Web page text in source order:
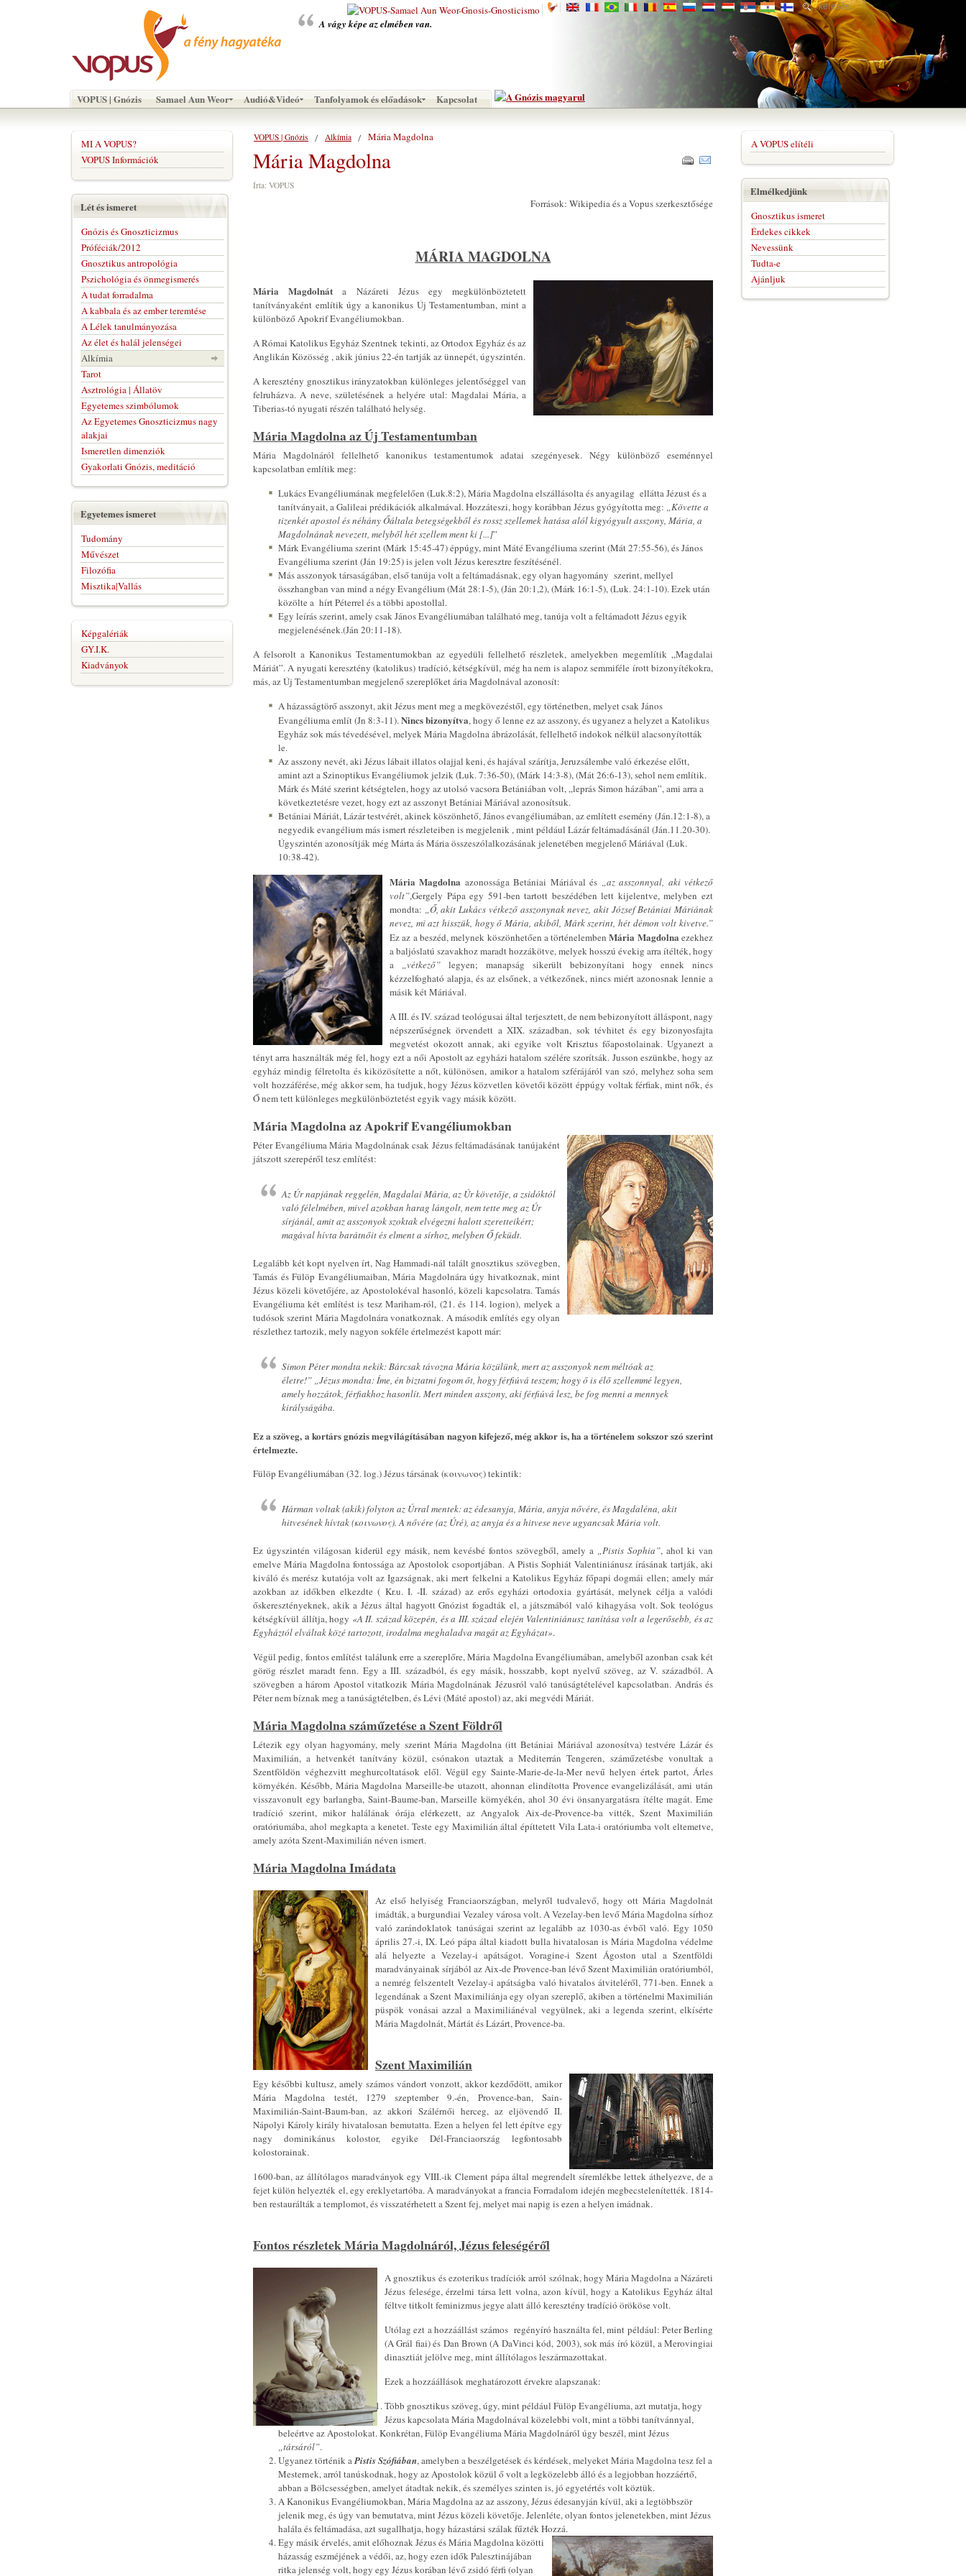
A vágy képe az elmében van.
VOPUS | Gnózis Samael Aun Weor Audió&Videó Tanfolyamok és előadások Kapcsolat
VOPUS | Gnózis Alkímia Mária Magdolna
Mária Magdolna
Írta: VOPUS
Források: Wikipedia és a Vopus szerkesztősége
MÁRIA MAGDOLNA
Mária Magdolnát a Názáreti Jézus egy megkülönböztetett
tanítványaként említik úgy a kanonikus Új Testamentumban, mint a
különböző Apokrif Evangéliumokban.
A Római Katolikus Egyház Szentnek tekinti, az Ortodox Egyház és az
Anglikán Közösség , akik június 22-én tartják az ünnepét, úgyszintén.
A keresztény gnosztikus irányzatokban különleges jelentőséggel van
felruházva. A neve, születésének a helyére utal: Magdalai Mária, a
Tiberias-tó nyugati részén található helység.
Mária Magdolna az Új Testamentumban
Mária Magdolnáról fellelhető kanonikus testamentumok adatai szegényesek. Négy különböző eseménnyel
kapcsolatban említik meg:
Lukács Evangéliumának megfelelően (Luk.8:2), Mária Magdolna elszállásolta és anyagilag ellátta Jézust és a
tanítványait, a Galileai prédikációk alkalmával. Hozzáteszi, hogy korábban Jézus gyógyította meg: „Követte a
tizenkét apostol és néhány Őáltala betegségekből és rossz szellemek hatása alól kigyógyult asszony, Mária, a
Magdolnának nevezett, melyből hét szellem ment ki[...]”
Márk Evangéliuma szerint (Márk 15:45-47) éppúgy, mint Máté Evangéliuma szerint (Mát 27:55-56), és János
Evangéliuma szerint (Ján 19:25) is jelen volt Jézus keresztre feszítésénél.
Más asszonyok társaságában, első tanúja volt a feltámadásnak, egy olyan hagyomány szerint, mellyel
összhangban van mind a négy Evangélium (Mát 28:1-5), (Ján 20:1,2), (Márk 16:1-5), (Luk. 24:1-10). Ezek után
közölte a hírt Péterrel és a többi apostollal.
Egy leírás szerint, amely csak János Evangéliumában található meg, tanúja volt a feltámadott Jézus egyik
megjelenésének.(Ján 20:11-18).
A felsorolt a Kanonikus Testamentumokban az egyedüli fellelhető részletek, amelyekben megemlítik „Magdalai
Máriát”. A nyugati keresztény (katolikus) tradíció, kétségkívül, még ha nem is alapoz semmiféle írott bizonyítékokra,
más, az Új Testamentumban megjelenő szereplőket ária Magdolnával azonosít:
A házasságtörő asszonyt, akit Jézus ment meg a megkövezéstől, egy történetben, melyet csak János
Evangéliuma említ (Jn 8:3-11).Nincs bizonyítva, hogy ő lenne ez az asszony, és ugyanez a helyzet a Katolikus
Egyház sok más tévedésével, melyek Mária Magdolna ábrázolását, fellelhető indokok nélkül alacsonyították
le.
Az asszony nevét, aki Jézus lábait illatos olajjal keni, és hajával szárítja, Jeruzsálembe való érkezése előtt,
amint azt a Szinoptikus Evangéliumok jelzik (Luk. 7:36-50), (Márk 14:3-8), (Mát 26:6-13), sehol nem említik.
Márk és Máté szerint kétségtelen, hogy az utolsó vacsora Betániában volt, „leprás Simon házában”, ami arra a
következtetésre vezet, hogy ezt az asszonyt Betániai Máriával azonosítsuk.
Betániai Máriát, Lázár testvérét, akinek köszönhető, János evangéliumában, az említett esemény (Ján.12:1-8), a
negyedik evangélium más ismert részleteiben is megjelenik , mint például Lázár feltámadásánál (Ján.11.20-30).
Úgyszintén azonosítják még Márta ás Mária összeszólalkozásának jelenetében megjelenő Máriával (Luk.
10:38-42).
Mária Magdolna azonossága Betániai Máriával és „az asszonnyal, aki vétkező
volt”,Gergely Pápa egy 591-ben tartott beszédében lett kijelentve, melyben ezt
mondta: „Ő, akit Lukács vétkező asszonynak nevez, akit József Betániai Máriának
nevez, mi azt hisszük, hogy ő Mária, akiből, Márk szerint, hét démon volt kivetve.”
Ez az a beszéd, melynek köszönhetően a történelembenMária Magdolna ezekhez
a baljóslatú szavakhoz maradt hozzákötve, melyek hosszú évekig arra ítélték, hogy
a „vétkező” legyen; manapság sikerült bebizonyítani hogy ennek nincs
kézzelfogható alapja, és az elsőnek, a vétkezőnek, nincs miért azonosnak lennie a
másik két Máriával.
A III. és IV. század teológusai által terjesztett, de nem bebizonyított álláspont, nagy
népszerűségnek örvendett a XIX. században, sok tévhitet és egy bizonyosfajta
megvetést okozott annak, aki egyike volt Krisztus főapostolainak. Ugyanezt a
tényt arra használták még fel, hogy ezt a női Apostolt az egyházi hatalom szélére szorítsák. Jusson eszünkbe, hogy az
egyház mindig félretolta és kiközösítette a nőt, különösen, amikor a hatalom szférájáról van szó, melyhez soha sem
volt hozzáférése, még akkor sem, ha tudjuk, hogy Jézus közvetlen követői között éppúgy voltak férfiak, mint nők, és
Ő nem tett különleges megkülönböztetést egyik vagy másik között.
Mária Magdolna az Apokrif Evangéliumokban
Péter Evangéliuma Mária Magdolnának csak Jézus feltámadásának tanújaként
játszott szerepéről tesz említést:
Az Úr napjának reggelén, Magdalai Mária, az Úr követője, a zsidóktól
való félelmében, mivel azokban harag lángolt, nem tette meg az Úr
sírjánál, amit az asszonyok szoktak elvégezni halott szeretteikért;
magával hívta barátnőit és elment a sírhoz, melyben Ő feküdt.
Legalább két kopt nyelven írt, Nag Hammadi-nál talált gnosztikus szövegben,
Tamás és Fülöp Evangéliumaiban, Mária Magdolnára úgy hivatkoznak, mint
Jézus közeli követőjére, az Apostolokéval hasonló, közeli kapcsolatra. Tamás
Evangéliuma két említést is tesz Mariham-ról, (21. és 114. logion), melyek a
tudósok szerint Mária Magdolnára vonatkoznak. A második említés egy olyan
részlethez tartozik, mely nagyon sokféle értelmezést kapott már:
Simon Péter mondta nekik: Bárcsak távozna Mária közülünk, mert az asszonyok nem méltóak az
életre!” „Jézus mondta: Íme, én biztatni fogom őt, hogy férfiúvá teszem; hogy ő is élő szellemmé legyen,
amely hozzátok, férfiakhoz hasonlít. Mert minden asszony, aki férfiúvá lesz, be fog menni a mennyek
királyságába.
Ez a szöveg, a kortárs gnózis megvilágításában nagyon kifejező, még akkor is, ha a történelem sokszor szó szerint
értelmezte.
Fülöp Evangéliumában (32. log.) Jézus társának (κοινωνος) tekintik:
Hárman voltak (akik) folyton az Úrral mentek: az édesanyja, Mária, anyja nővére, és Magdaléna, akit
hitvesének hívtak (κοινωνος). A nővére (az Úré), az anyja és a hitvese neve ugyancsak Mária volt.
Ez úgyszintén világosan kiderül egy másik, nem kevésbé fontos szövegből, amely a „Pistis Sophia”, ahol ki van
emelve Mária Magdolna fontossága az Apostolok csoportjában. A Pistis Sophiát Valentiniánusz írásának tartják, aki
kiváló és merész kutatója volt az Igazságnak, aki mert felkelni a Katolikus Egyház főpapi dogmái ellen; amely már
azokban az időkben elkezdte ( Kr.u. I. -II. század) az erős egyházi ortodoxia gyártását, melynek célja a valódi
őskeresztényeknek, akik a Jézus által hagyott Gnózist fogadták el, a játszmából való kihagyása volt. Sok teológus
kétségkívül állítja, hogy «A II. század közepén, és a III. század elején Valentiniánusz tanítása volt a legerősebb, és az
Egyháztól elváltak közé tartozott, irodalma meghaladva magát az Egyházat».
Végül pedig, fontos említést találunk erre a szereplőre, Mária Magdolna Evangéliumában, amelyből azonban csak két
görög részlet maradt fenn. Egy a III. századból, és egy másik, hosszabb, kopt nyelvű szöveg, az V. századból. A
szövegben a három Apostol vitatkozik Mária Magdolnának Jézusról való tanúságtételével kapcsolatban. András és
Péter nem bíznak meg a tanúságtételben, és Lévi (Máté apostol) az, aki megvédi Máriát.
Mária Magdolna száműzetése a Szent Földről
Létezik egy olyan hagyomány, mely szerint Mária Magdolna (itt Betániai Máriával azonosítva) testvére Lázár és
Maximilián, a hetvenkét tanítvány közül, csónakon utaztak a Mediterrán Tengeren, száműzetésbe vonultak a
Szentföldön véghezvitt meghurcoltatások elől. Végül egy Sainte-Marie-de-la-Mer nevű helyen értek partot, Árles
környékén. Később, Mária Magdolna Marseille-be utazott, ahonnan elindította Provence evangelizálását, ami után
visszavonult egy barlangba, Saint-Baume-ban, Marseille környékén, ahol 30 évi önsanyargatásra ítélte magát. Eme
tradíció szerint, mikor halálának órája elérkezett, az Angyalok Aix-de-Provence-ba vitték, Szent Maximilián
oratóriumába, ahol megkapta a kenetet. Teste egy Maximilián által építtetett Vila Lata-i oratóriumba volt eltemetve,
amely azóta Szent-Maximilián néven ismert.
Mária Magdolna Imádata
Az első helyiség Franciaországban, melyről tudvalevő, hogy ott Mária Magdolnát
imádták, a burgundiai Vezaley városa volt. A Vezelay-ben levő Mária Magdolna sírhoz
való zarándoklatok tanúságai szerint az legalább az 1030-as évből való. Egy 1050
április 27.-i, IX. Leó pápa által kiadott bulla hivatalosan is Mária Magdolna védelme
alá helyezte a Vezelay-i apátságot. Voragine-i Szent Ágoston utal a Szentföldi
maradványainak sírjából az Aix-de Provence-ban lévő Szent Maximilián oratóriumból,
a nemrég felszentelt Vezelay-i apátságba való hivatalos átviteléről, 771-ben. Ennek a
legendának a Szent Maximiliánja egy olyan szereplő, akiben a történelmi Maximilián
püspök vonásai azzal a Maximiliánéval vegyülnek, aki a legenda szerint, elkísérte
Mária Magdolnát, Mártát és Lázárt, Provence-ba.
Szent Maximilián
Egy későbbi kultusz, amely számos vándort vonzott, akkor kezdődött, amikor
Mária Magdolna testét, 1279 szeptember 9.-én, Provence-ban, Sain-
Maximilián-Saint-Baum-ban, az akkori Szálérnői herceg, az eljövendő II.
Nápolyi Károly király hivatalosan bemutatta. Ezen a helyen fel lett építve egy
nagy dominikánus kolostor, egyike Dél-Franciaország legfontosabb
kolostorainak.
1600-ban, az állítólagos maradványok egy VIII.-ik Clement pápa által megrendelt síremlékbe lettek áthelyezve, de a
fejet külön helyezték el, egy ereklyetartóba. A maradványokat a francia Forradalom idején megbecstelenítették. 1814-
ben restaurálták a templomot, és visszatérhetett a Szent fej, melyet mai napig is ezen a helyen imádnak.
Fontos részletek Mária Magdolnáról, Jézus feleségéről
A gnosztikus és ezoterikus tradíciók arról szólnak, hogy Mária Magdolna a Názáreti
Jézus felesége, érzelmi társa lett volna, azon kívül, hogy a Katolikus Egyház által
féltve titkolt feminizmus jegye alatt álló keresztény tradíció örököse volt.
Utólag ezt a hozzáállást számos regényíró használta fel, mint például: Peter Berling
(A Grál fiai) és Dan Brown (A DaVinci kód, 2003), sok más író közül, a Merovingiai
dinasztiát jelölve meg, mint állítólagos leszármazottakat.
Ezek a hozzáállások meghatározott érvekre alapszanak:
Több gnosztikus szöveg, úgy, mint például Fülöp Evangéliuma, azt mutatja, hogy
Jézus kapcsolata Mária Magdolnával közelebbi volt, mint a többi tanítvánnyal,
beleértve az Apostolokat. Konkrétan, Fülöp Evangéliuma Mária Magdolnáról úgy beszél, mint Jézus
„társáról”.
Ugyanez történik aPistis Szófiában, amelyben a beszélgetések és kérdések, melyeket Mária Magdolna tesz fel a
Mesternek, arról tanúskodnak, hogy az Apostolok közül ő volt a legközelebb álló és a legjobban hozzáértő,
abban a Bölcsességben, amelyet átadtak nekik, és személyes szinten is, jó egyetértés volt köztük.
A Kanonikus Evangéliumokban, Mária Magdolna az az asszony, Jézus édesanyján kívül, aki a legtöbbször
jelenik meg, és úgy van bemutatva, mint Jézus közeli követője. Jelenléte, olyan fontos jelenetekben, mint Jézus
halála és feltámadása, azt sugallhatja, hogy házastársi szálak fűzték Hozzá.
Egy másik érvelés, amit előhoznak Jézus és Mária Magdolna közötti
házasság eszméjének a védői, az, hogy ezen idők Palesztinájában
ritka jelenség volt, hogy egy Jézus korában lévő zsidó férfi (olyan
MI A VOPUS?
VOPUS Információk
Lét és ismeret
Gnózis és Gnoszticizmus
Próféciák/2012
Gnosztikus antropológia
Pszichológia és önmegismerés
A tudat forradalma
A kabbala és az ember teremtése
A Lélek tanulmányozása
Az élet és halál jelenségei
Alkímia
Tarot
Asztrológia | Állatöv
Egyetemes szimbólumok
Az Egyetemes Gnoszticizmus nagy
alakjai
Ismeretlen dimenziók
Gyakorlati Gnózis, meditáció
Egyetemes ismeret
Tudomány
Művészet
Filozófia
Misztika|Vallás
Képgalériák
GY.I.K.
Kiadványok
A VOPUS elítéli
Elmélkedjünk
Gnosztikus ismeret
Érdekes cikkek
Nevessünk
Tudta-e
Ajánljuk